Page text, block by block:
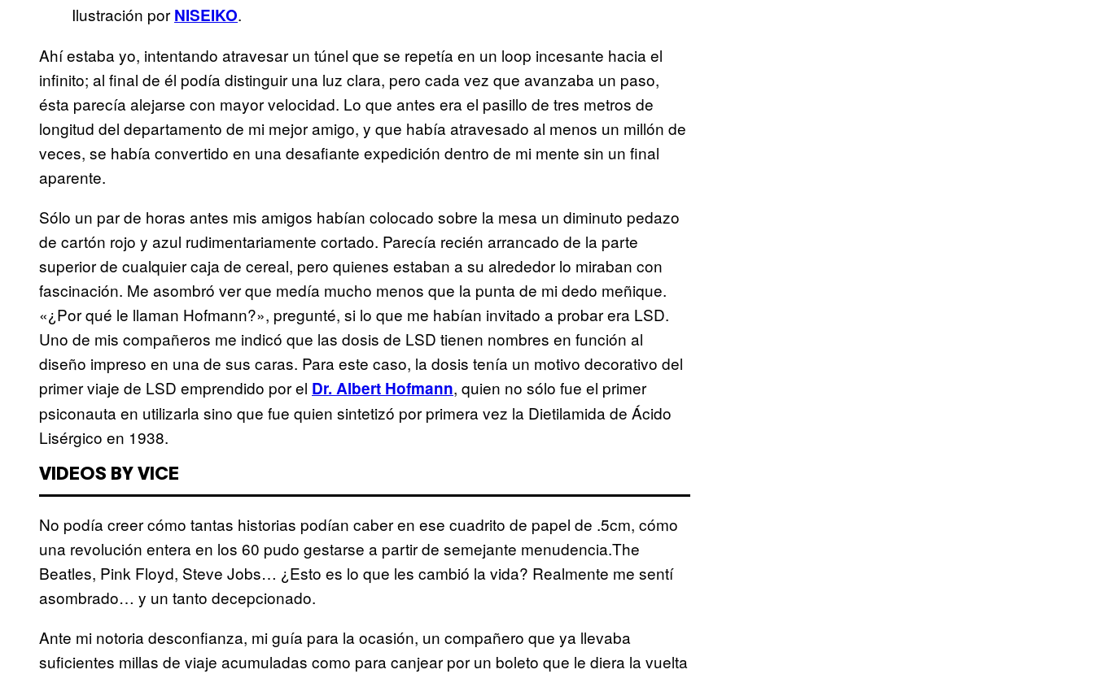
Ilustración por NISEIKO.
Ahí estaba yo, intentando atravesar un túnel que se repetía en un loop incesante hacia el
infinito; al final de él podía distinguir una luz clara, pero cada vez que avanzaba un paso,
ésta parecía alejarse con mayor velocidad. Lo que antes era el pasillo de tres metros de
longitud del departamento de mi mejor amigo, y que había atravesado al menos un millón de
veces, se había convertido en una desafiante expedición dentro de mi mente sin un final
aparente.
Sólo un par de horas antes mis amigos habían colocado sobre la mesa un diminuto pedazo
de cartón rojo y azul rudimentariamente cortado. Parecía recién arrancado de la parte
superior de cualquier caja de cereal, pero quienes estaban a su alrededor lo miraban con
fascinación. Me asombró ver que medía mucho menos que la punta de mi dedo meñique.
«¿Por qué le llaman Hofmann?», pregunté, si lo que me habían invitado a probar era LSD.
Uno de mis compañeros me indicó que las dosis de LSD tienen nombres en función al
diseño impreso en una de sus caras. Para este caso, la dosis tenía un motivo decorativo del
primer viaje de LSD emprendido por el Dr. Albert Hofmann, quien no sólo fue el primer
psiconauta en utilizarla sino que fue quien sintetizó por primera vez la Dietilamida de Ácido
Lisérgico en 1938.
VIDEOS BY VICE
No podía creer cómo tantas historias podían caber en ese cuadrito de papel de .5cm, cómo
una revolución entera en los 60 pudo gestarse a partir de semejante menudencia.The
Beatles, Pink Floyd, Steve Jobs… ¿Esto es lo que les cambió la vida? Realmente me sentí
asombrado… y un tanto decepcionado.
Ante mi notoria desconfianza, mi guía para la ocasión, un compañero que ya llevaba
suficientes millas de viaje acumuladas como para canjear por un boleto que le diera la vuelta